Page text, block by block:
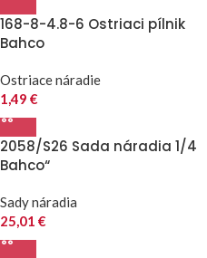
168-8-4.8-6 Ostriaci pílnik
Bahco
Ostriace náradie
1,49 €
2058/S26 Sada náradia 1/4
Bahco“
Sady náradia
25,01 €